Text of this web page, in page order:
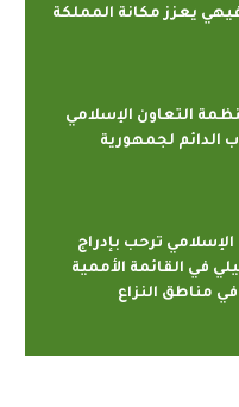
يعزز مكانة المملكة
التعاون الإسلامي
الدائم لجمهورية
ترحب بإدراج
في القائمة الأممية
مناطق النزاع